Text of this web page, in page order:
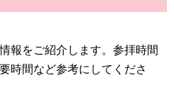
報をご紹介します。参拝時間
時間など参考にしてくださ